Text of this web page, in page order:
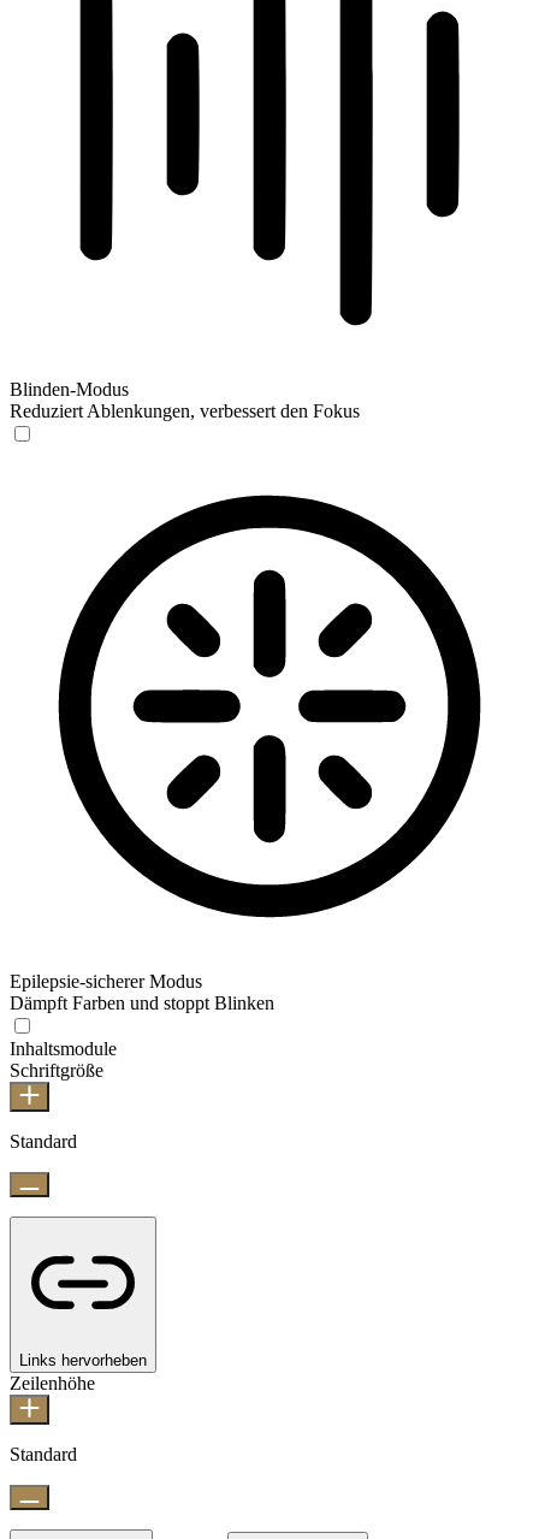
Blinden-Modus
Reduziert Ablenkungen, verbessert den Fokus
Epilepsie-sicherer Modus
Dämpft Farben und stoppt Blinken
Inhaltsmodule
Schriftgröße
Standard
Links hervorheben
Zeilenhöhe
Standard